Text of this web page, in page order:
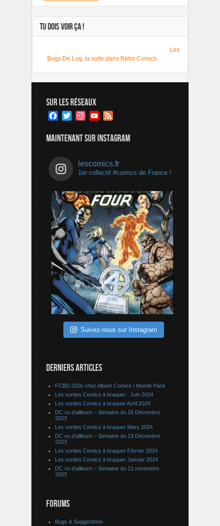
TU DOIS VOIR ÇA !
Les
Bugs De Lug, la suite dans Rétro Comics
SUR LES RÉSEAUX
Facebook
TwitterInstagramYouTube
MAINTENANT SUR INSTAGRAM
lescomics.fr
1er collectif #comics de France !
Suivez-nous sur Instagram
DERNIERS ARTICLES
FCBD 2026 chez Album Comics / Momie Paris
Les sorties Comics à braquer : Juin 2024
Les sorties Comics à braquer Avril 2024
DC vu d’ailleurs – Semaine du 26 Décembre
2023
Les sorties Comics à braquer Mars 2024
DC vu d’ailleurs – Semaine du 19 Décembre
2023
Les sorties Comics à braquer Février 2024
Les sorties Comics à braquer Janvier 2024
DC vu d’ailleurs – Semaine du 21 novembre
2023
FORUMS
Bugs & Suggestions